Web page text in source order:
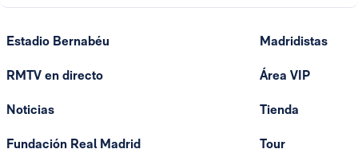
Estadio Bernabéu
RMTV en directo
Noticias
Fundación Real Madrid
Madridistas
Área VIP
Tienda
Tour